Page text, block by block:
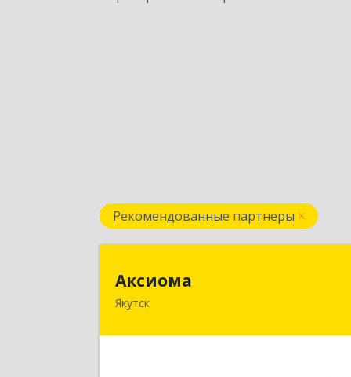
Рекомендованные партнеры
Аксиома
Якутск677000, Саха /Якутия/ Респ, Якутск г,